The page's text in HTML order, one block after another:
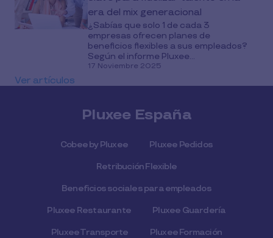
era del mix generacional
¿Sabías que solo 1 de cada 3
empresas ofrecen planes de
beneficios flexibles a sus empleados?
Según el informe Pluxee...
17 Noviembre 2025
Ver artículos
Pluxee España
Cobee by Pluxee Pluxee Pedidos
Retribución Flexible
Beneficios sociales para empleados
Pluxee Restaurante Pluxee Guardería
Pluxee Transporte Pluxee Formación